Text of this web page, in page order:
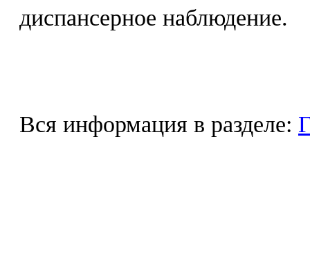
диспансерное наблюдение.
Вся информация в разделе: